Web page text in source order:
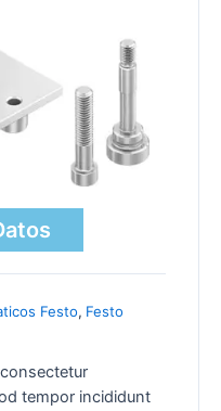
Festo, Festo
tempor incididunt